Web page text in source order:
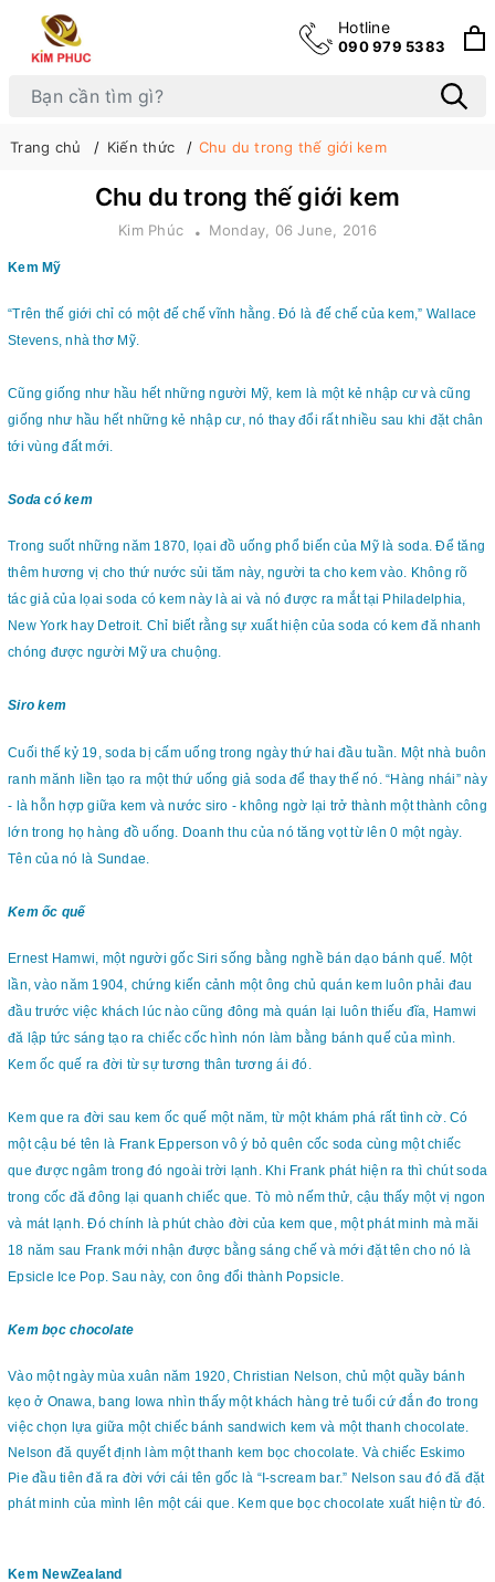
Hotline
090 979 5383
Trang chủ Kiến thức Chu du trong thế giới kem
Chu du trong thế giới kem
Kim Phúc Monday, 06 June, 2016
Kem Mỹ
“Trên thế giới chỉ có một đế chế vĩnh hằng. Đó là đế chế của kem,” Wallace
Stevens, nhà thơ Mỹ.
Cũng giống như hầu hết những người Mỹ, kem là một kẻ nhập cư và cũng
giống như hầu hết những kẻ nhập cư, nó thay đổi rất nhiều sau khi đặt chân
tới vùng đất mới.
Soda có kem
Trong suốt những năm 1870, lọai đồ uống phổ biến của Mỹ là soda. Để tăng
thêm hương vị cho thứ nước sủi tăm này, người ta cho kem vào. Không rõ
tác giả của lọai soda có kem này là ai và nó được ra mắt tại Philadelphia,
New York hay Detroit. Chỉ biết rằng sự xuất hiện của soda có kem đă nhanh
chóng được người Mỹ ưa chuộng.
Siro kem
Cuối thế kỷ 19, soda bị cấm uống trong ngày thứ hai đầu tuần. Một nhà buôn
ranh mănh liền tạo ra một thứ uống giả soda để thay thế nó. “Hàng nhái” này
- là hỗn hợp giữa kem và nước siro - không ngờ lại trở thành một thành công
lớn trong họ hàng đồ uống. Doanh thu của nó tăng vọt từ lên 0 một ngày.
Tên của nó là Sundae.
Kem ốc quế
Ernest Hamwi, một người gốc Siri sống bằng nghề bán dạo bánh quế. Một
lần, vào năm 1904, chứng kiến cảnh một ông chủ quán kem luôn phải đau
đầu trước việc khách lúc nào cũng đông mà quán lại luôn thiếu đĩa, Hamwi
đă lập tức sáng tạo ra chiếc cốc hình nón làm bằng bánh quế của mình.
Kem ốc quế ra đời từ sự tương thân tương ái đó.
Kem que ra đời sau kem ốc quế một năm, từ một khám phá rất tình cờ. Có
một cậu bé tên là Frank Epperson vô ý bỏ quên cốc soda cùng một chiếc
que được ngâm trong đó ngoài trời lạnh. Khi Frank phát hiện ra thì chút soda
trong cốc đă đông lại quanh chiếc que. Tò mò nếm thử, cậu thấy một vị ngon
và mát lạnh. Đó chính là phút chào đời của kem que, một phát minh mà măi
18 năm sau Frank mới nhận được bằng sáng chế và mới đặt tên cho nó là
Epsicle Ice Pop. Sau này, con ông đổi thành Popsicle.
Kem bọc chocolate
Vào một ngày mùa xuân năm 1920, Christian Nelson, chủ một quầy bánh
kẹo ở Onawa, bang Iowa nhìn thấy một khách hàng trẻ tuổi cứ đắn đo trong
việc chọn lựa giữa một chiếc bánh sandwich kem và một thanh chocolate.
Nelson đă quyết định làm một thanh kem bọc chocolate. Và chiếc Eskimo
Pie đầu tiên đă ra đời với cái tên gốc là “I-scream bar.” Nelson sau đó đă đặt
phát minh của mình lên một cái que. Kem que bọc chocolate xuất hiện từ đó.
Kem NewZealand